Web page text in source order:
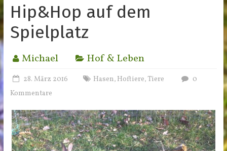
Hip&Hop auf dem
Spielplatz
Michael Hof & Leben
28. März 2016 Hasen, Hoftiere,Tiere
0
Kommentare